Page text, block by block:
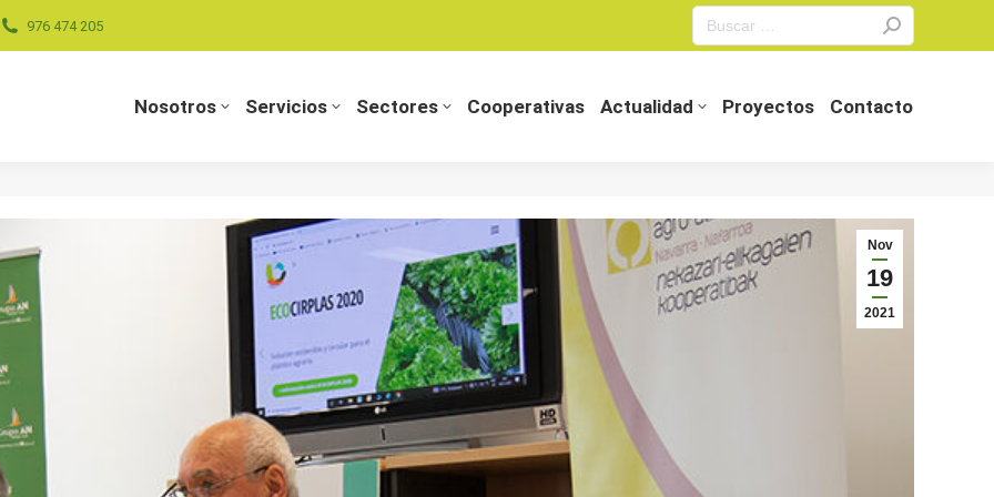
976 474 205
Search:
Nosotros Servicios Sectores Cooperativas Actualidad Proyectos Contacto
Nov
19
2021
Actualidad Proyectos Contacto